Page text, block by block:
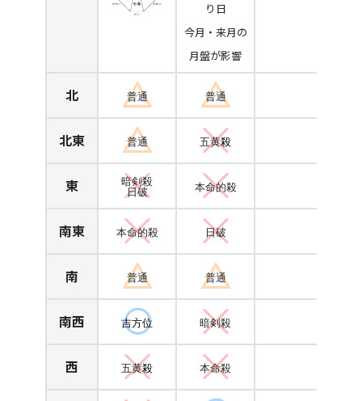
り日
今月・来月の
月盤が影響
北 普通 普通
北東 普通 五黄殺
東
暗剣殺
日破
本命的殺
南東 本命的殺 日破
南 普通 普通
南西 吉方位 暗剣殺
西 五黄殺 本命殺